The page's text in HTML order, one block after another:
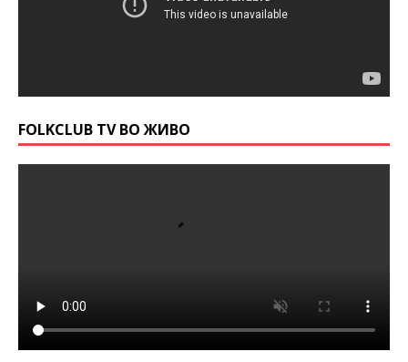
FOLKCLUB TV ВО ЖИВО